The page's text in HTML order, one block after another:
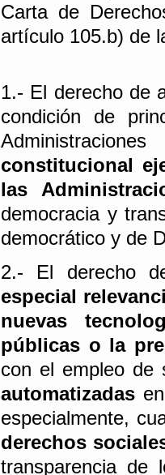
Carta de
artículo 105.b) de
1.- El derecho de
condición de
constitucional
las
democracia y
democrático y de
especial
nuevas
públicas o la
con el empleo de
automatizadas
especialmente,
derechos
transparencia de